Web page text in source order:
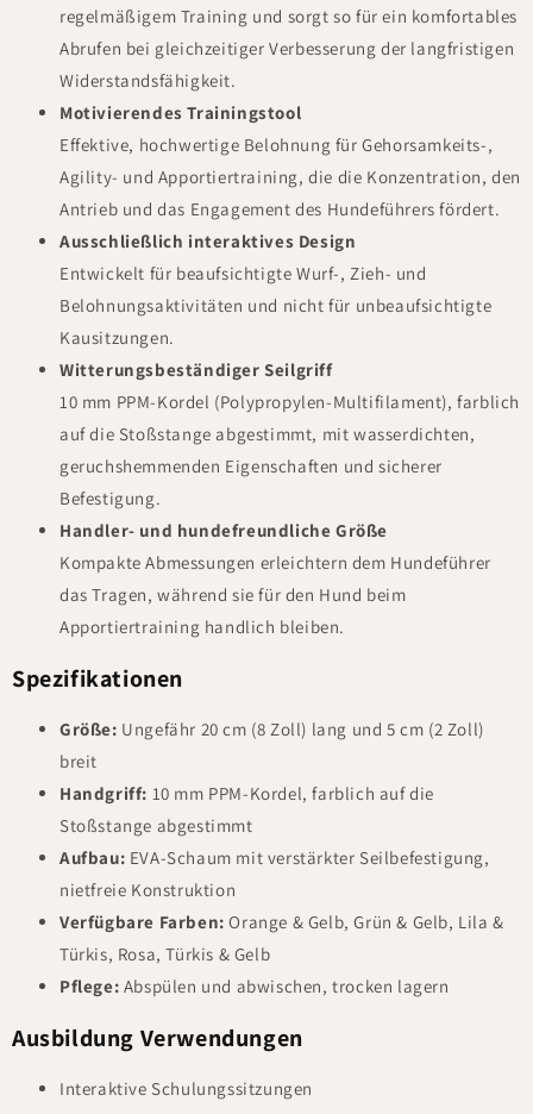
regelmäßigem Training und sorgt so für ein komfortables
Abrufen bei gleichzeitiger Verbesserung der langfristigen
Widerstandsfähigkeit.
Motivierendes Trainingstool
Effektive, hochwertige Belohnung für Gehorsamkeits-,
Agility- und Apportiertraining, die die Konzentration, den
Antrieb und das Engagement des Hundeführers fördert.
Ausschließlich interaktives Design
Entwickelt für beaufsichtigte Wurf-, Zieh- und
Belohnungsaktivitäten und nicht für unbeaufsichtigte
Kausitzungen.
Witterungsbeständiger Seilgriff
10 mm PPM-Kordel (Polypropylen-Multifilament), farblich
auf die Stoßstange abgestimmt, mit wasserdichten,
geruchshemmenden Eigenschaften und sicherer
Befestigung.
Handler- und hundefreundliche Größe
Kompakte Abmessungen erleichtern dem Hundeführer
das Tragen, während sie für den Hund beim
Apportiertraining handlich bleiben.
Spezifikationen
Größe: Ungefähr 20 cm (8 Zoll) lang und 5 cm (2 Zoll)
breit
Handgriff: 10 mm PPM-Kordel, farblich auf die
Stoßstange abgestimmt
Aufbau: EVA-Schaum mit verstärkter Seilbefestigung,
nietfreie Konstruktion
Verfügbare Farben: Orange & Gelb, Grün & Gelb, Lila &
Türkis, Rosa, Türkis & Gelb
Pflege: Abspülen und abwischen, trocken lagern
Ausbildung Verwendungen
Interaktive Schulungssitzungen